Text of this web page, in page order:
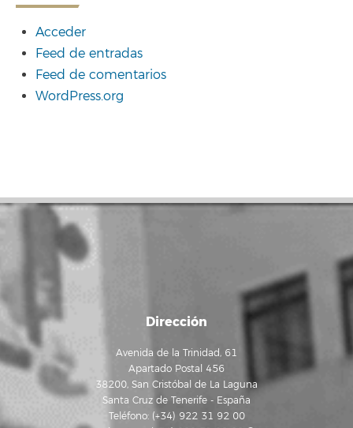
Acceder
Feed de entradas
Feed de comentarios
WordPress.org
Dirección
Avenida de la Trinidad, 61
Apartado Postal 456
38200, San Cristóbal de La Laguna
Santa Cruz de Tenerife - España
Teléfono: (+34) 922 31 92 00